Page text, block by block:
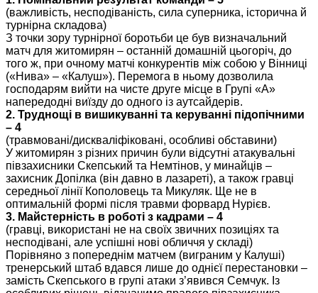
(важливість, несподіваність, сила суперника, історична й
турнірна складова)
З точки зору турнірної боротьби це був визначальний
матч для житомирян – останній домашній цьогоріч, до
того ж, при очному матчі конкурентів між собою у Вінниці
(«Нива» – «Калуш»). Перемога в ньому дозволила
господарям вийти на чисте друге місце в Групі «А»
напередодні виїзду до одного із аутсайдерів.
2. Труднощі в вишикуванні та керуванні підопічними
– 4
(травмовані/дискваліфіковані, особливі обставини)
У житомирян з різних причин були відсутні атакувальні
півзахисники Скепський та Немтінов, у минайців –
захисник Допілка (він давно в лазареті), а також гравці
середньої лінії Кополовець та Микуляк. Ще не в
оптимальній формі після травми форвард Нурієв.
3. Майстерність в роботі з кадрами – 4
(гравці, використані не на своїх звичних позиціях та
несподівані, але успішні нові обличчя у складі)
Порівняно з попереднім матчем (виграним у Калуші)
тренерський штаб вдався лише до однієї перестановки –
замість Скепського в групі атаки з’явився Семчук. Із